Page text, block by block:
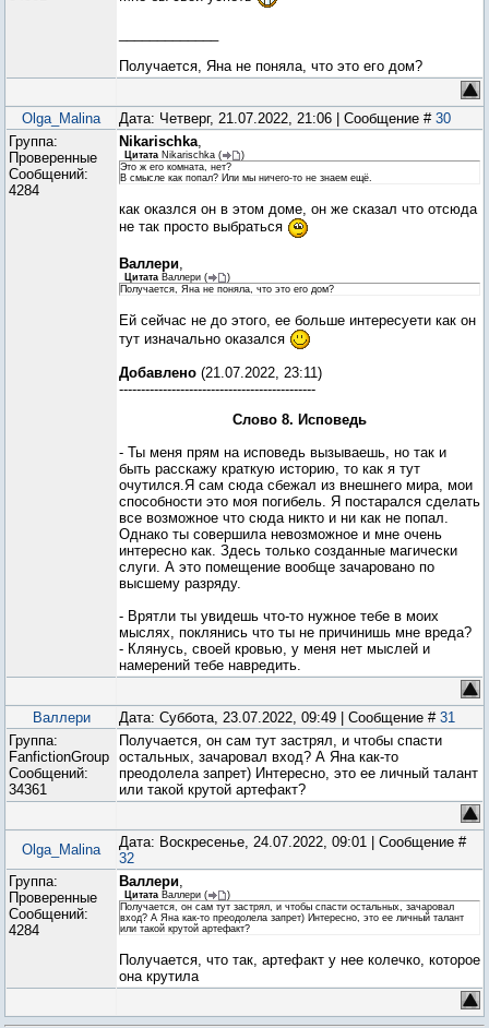
Получается, Яна не поняла, что это его дом?
Olga_Malina Дата: Четверг, 21.07.2022, 21:06 | Сообщение # 30
Группа:
Проверенные
Сообщений:
4284
Nikarischka,
Цитата Nikarischka (
)
Это ж его комната, нет?
В смысле как попал? Или мы ничего-то не знаем ещё.
как оказлся он в этом доме, он же сказал что отсюда
не так просто выбраться
Валлери,
Цитата Валлери (
)
Получается, Яна не поняла, что это его дом?
Ей сейчас не до этого, ее больше интересуети как он
тут изначально оказался
Добавлено (21.07.2022, 23:11)
---------------------------------------------
Слово 8. Исповедь
- Ты меня прям на исповедь вызываешь, но так и
быть расскажу краткую историю, то как я тут
очутился.Я сам сюда сбежал из внешнего мира, мои
способности это моя погибель. Я постарался сделать
все возможное что сюда никто и ни как не попал.
Однако ты совершила невозможное и мне очень
интересно как. Здесь только созданные магически
слуги. А это помещение вообще зачаровано по
высшему разряду.
- Врятли ты увидешь что-то нужное тебе в моих
мыслях, поклянись что ты не причинишь мне вреда?
- Клянусь, своей кровью, у меня нет мыслей и
намерений тебе навредить.
Валлери Дата: Суббота, 23.07.2022, 09:49 | Сообщение # 31
Группа:
FanfictionGroup
Сообщений:
34361
Получается, он сам тут застрял, и чтобы спасти
остальных, зачаровал вход? А Яна как-то
преодолела запрет) Интересно, это ее личный талант
или такой крутой артефакт?
Olga_Malina
Дата: Воскресенье, 24.07.2022, 09:01 | Сообщение #
32
Группа:
Проверенные
Сообщений:
4284
Валлери,
Цитата Валлери (
)
Получается, он сам тут застрял, и чтобы спасти остальных, зачаровал
вход? А Яна как-то преодолела запрет) Интересно, это ее личный талант
или такой крутой артефакт?
Получается, что так, артефакт у нее колечко, которое
она крутила